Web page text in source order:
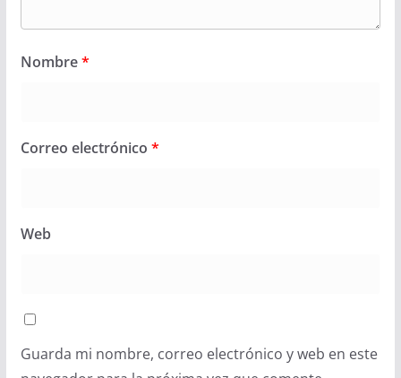
Nombre*
Correo electrónico *
Web
Guarda mi nombre, correo electrónico y web en este